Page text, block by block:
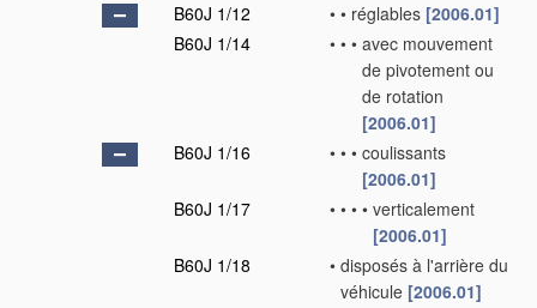
B60J 1/12
• • réglables [2006.01]
B60J 1/14
• • • avec mouvement
de pivotement ou
de rotation
[2006.01]
B60J 1/16
• • • coulissants
[2006.01]
B60J 1/17
• • • • verticalement
[2006.01]
B60J 1/18
• disposés à l'arrière du
véhicule [2006.01]